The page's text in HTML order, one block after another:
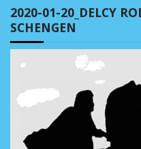
2020-01-20_DELCY
SCHENGEN